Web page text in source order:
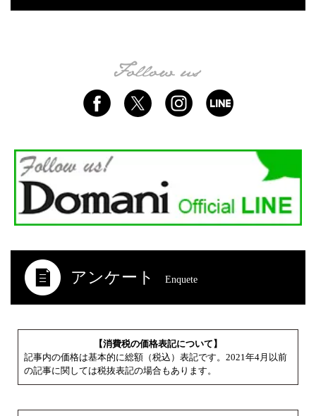
アンケート Enquete
【消費税の価格表記について】
記事内の価格は基本的に総額（税込）表記です。2021年4月以前
の記事に関しては税抜表記の場合もあります。